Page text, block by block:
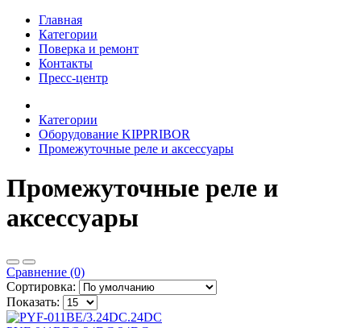
Главная
Категории
Поверка и ремонт
Контакты
Пресс-центр
Категории
Оборудование KIPPRIBOR
Промежуточные реле и аксессуары
Промежуточные реле и
аксессуары
Сравнение (0)
Сортировка:
Показать: